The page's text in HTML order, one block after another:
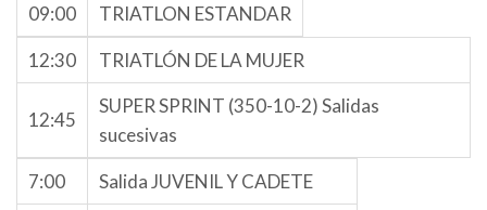
09:00
TRIATLON ESTANDAR
12:30 TRIATLÓN DE LA MUJER
12:45
SUPER SPRINT (350-10-2) Salidas
sucesivas
7:00
Salida JUVENIL Y CADETE